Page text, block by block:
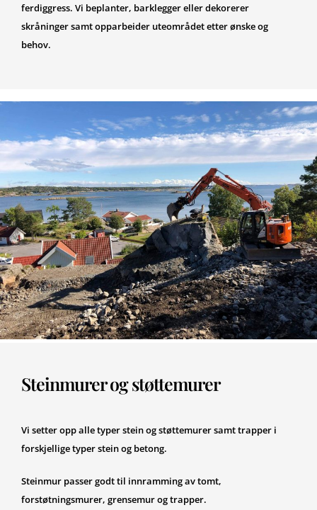
ferdiggress. Vi beplanter, barklegger eller dekorerer
skråninger samt opparbeider uteområdet etter ønske og
behov.
Steinmurer og støttemurer
Vi setter opp alle typer stein og støttemurer samt trapper i
forskjellige typer stein og betong.
Steinmur passer godt til innramming av tomt,
forstøtningsmurer, grensemur og trapper.